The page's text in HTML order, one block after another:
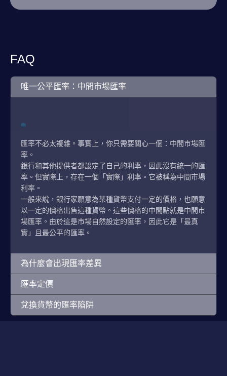
FAQ
唯一公平匯率：中間市場匯率
匯率不必太複雜。事實上，你只需要關心一個：中間市場匯
率。
銀行和其他提供者都設定了自己的利率，因此沒有統一的匯
率。但實際上，存在一個「實際」利率。它被稱為中間市場
利率。
一般來說，銀行家願意為某種貨幣支付一定的價格，也願意
以一定的價格出售這種貨幣。這些價格的中間點就是中間市
場匯率。由於這是市場自然設定的匯率，因此它是「最真
實」且最公平的匯率。
為什麼會出現匯率差異
匯率定價
兌換貨幣的匯率陷阱